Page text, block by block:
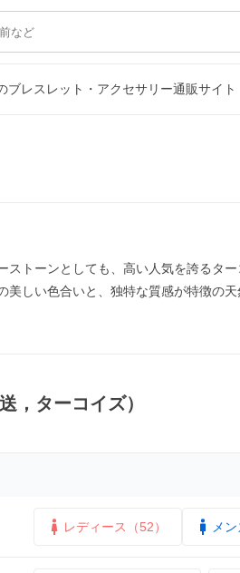
レスレット・アクセサリー通販サイト
ストーンとしても、高い人気を誇るタ
美しい色合いと、独特な質感が特徴の天
，ターコイズ）
レディース（52） メ